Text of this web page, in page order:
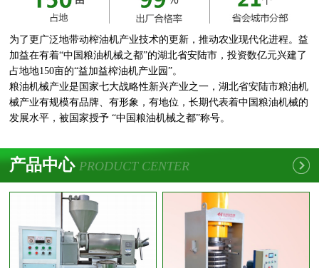
为了更广泛地带动榨油机产业技术的更新，推动农业现代化进程。益
加益在有着“中国粮油机械之都”的湖北省安陆市，投资数亿元兴建了
占地地150亩的“益加益榨油机产业园”。
粮油机械产业是国家七大战略性新兴产业之一，湖北省安陆市粮油机
械产业有规模有品牌、有形象，有地位，长期代表着中国粮油机械的
发展水平，被国家授予 “中国粮油机械之都”称号。
产品中心 PRODUCT CENTER